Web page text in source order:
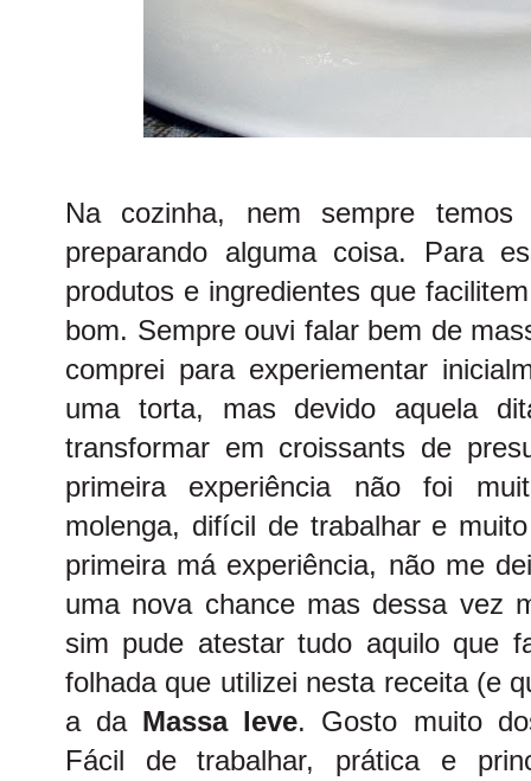
Na cozinha, nem sempre
preparando alguma coisa. Para
produtos e ingredientes que
bom. Sempre ouvi falar bem de
comprei para experiementar
uma torta, mas devido aquela
transformar em croissants de
primeira experiência não foi
molenga, difícil de trabalhar e
primeira má experiência, não me
uma nova chance mas dessa vez
sim pude atestar tudo aquilo que
folhada que utilizei nesta receita (e
a da Massa leve. Gosto muito
Fácil de trabalhar, prática e